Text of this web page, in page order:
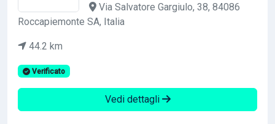
Via Salvatore Gargiulo, 38, 84086
Roccapiemonte SA, Italia
44.2 km
Verificato
Vedi dettagli